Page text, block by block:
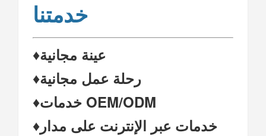
خدمتنا
♦عينة مجانية
♦رحلة عمل مجانية
♦خدمات OEM/ODM
♦خدمات عبر الإنترنت على مدار